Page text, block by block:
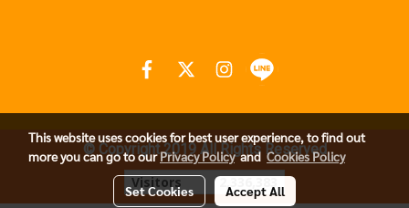
© Copyright 2019 All Rights Reserved
Today's visitor
264
This website uses cookies for best user experience, to find out
more you can go to ourPrivacy Policyand Cookies Policy
Set Cookies Accept All